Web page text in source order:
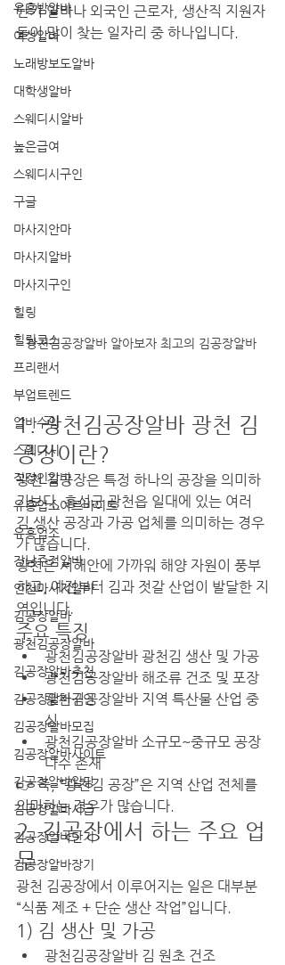
유흥밤알바
여성알바
노래방보도알바
대학생알바
스웨디시알바
높은급여
스웨디시구인
구글
마사지안마
마사지알바
마사지구인
힐링
힐링코스
프리랜서
부업트렌드
알바수입
스웨디시
직장인알바
유흥업소아르바이트
유흥업소
강남주점알바
인천마사지알바
김공장알바
광천김공장알바
김공장알바추천
김공장알바구인
김공장알바모집
김공장알바사이트
김공장알바일당
김공장알바시급
김공장알바단기
김공장알바장기
단기 알바나 외국인 근로자, 생산직 지원자
들이 많이 찾는 일자리 중 하나입니다.
광천김공장알바 알아보자 최고의 김공장알바
1. 광천김공장알바 광천 김
공장이란?
광천 김공장은 특정 하나의 공장을 의미하
기보다, 홍성군 광천읍 일대에 있는 여러
김 생산 공장과 가공 업체를 의미하는 경우
가 많습니다.
광천은 서해안에 가까워 해양 자원이 풍부
하고, 예전부터 김과 젓갈 산업이 발달한 지
역입니다.
주요 특징
광천김공장알바 광천김 생산 및 가공
광천김공장알바 해조류 건조 및 포장
광천김공장알바 지역 특산물 산업 중
심
광천김공장알바 소규모~중규모 공장
다수 존재
👉 즉, “광천김 공장”은 지역 산업 전체를
의미하는 경우가 많습니다.
2. 김공장에서 하는 주요 업
무
광천 김공장에서 이루어지는 일은 대부분
“식품 제조 + 단순 생산 작업”입니다.
1) 김 생산 및 가공
광천김공장알바 김 원초 건조